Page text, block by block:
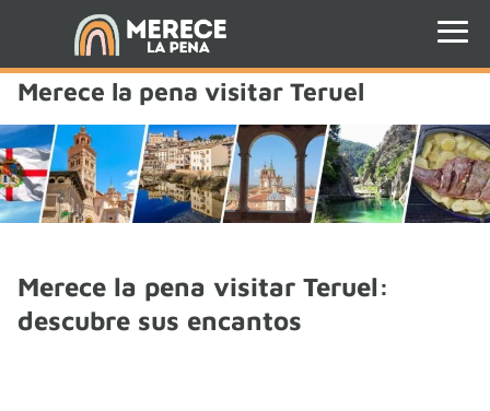
Merece la pena visitar Teruel
Merece la pena visitar Teruel:
descubre sus encantos